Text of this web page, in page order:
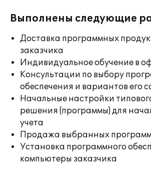
Выполнены следующие
Доставка программных
заказчика
Индивидуальное обучение в
Консультации по выбору
обеспечения и вариантов его
Начальные настройки
решения (программы) для
учета
Продажа выбранных
Установка программного
компьютеры заказчика